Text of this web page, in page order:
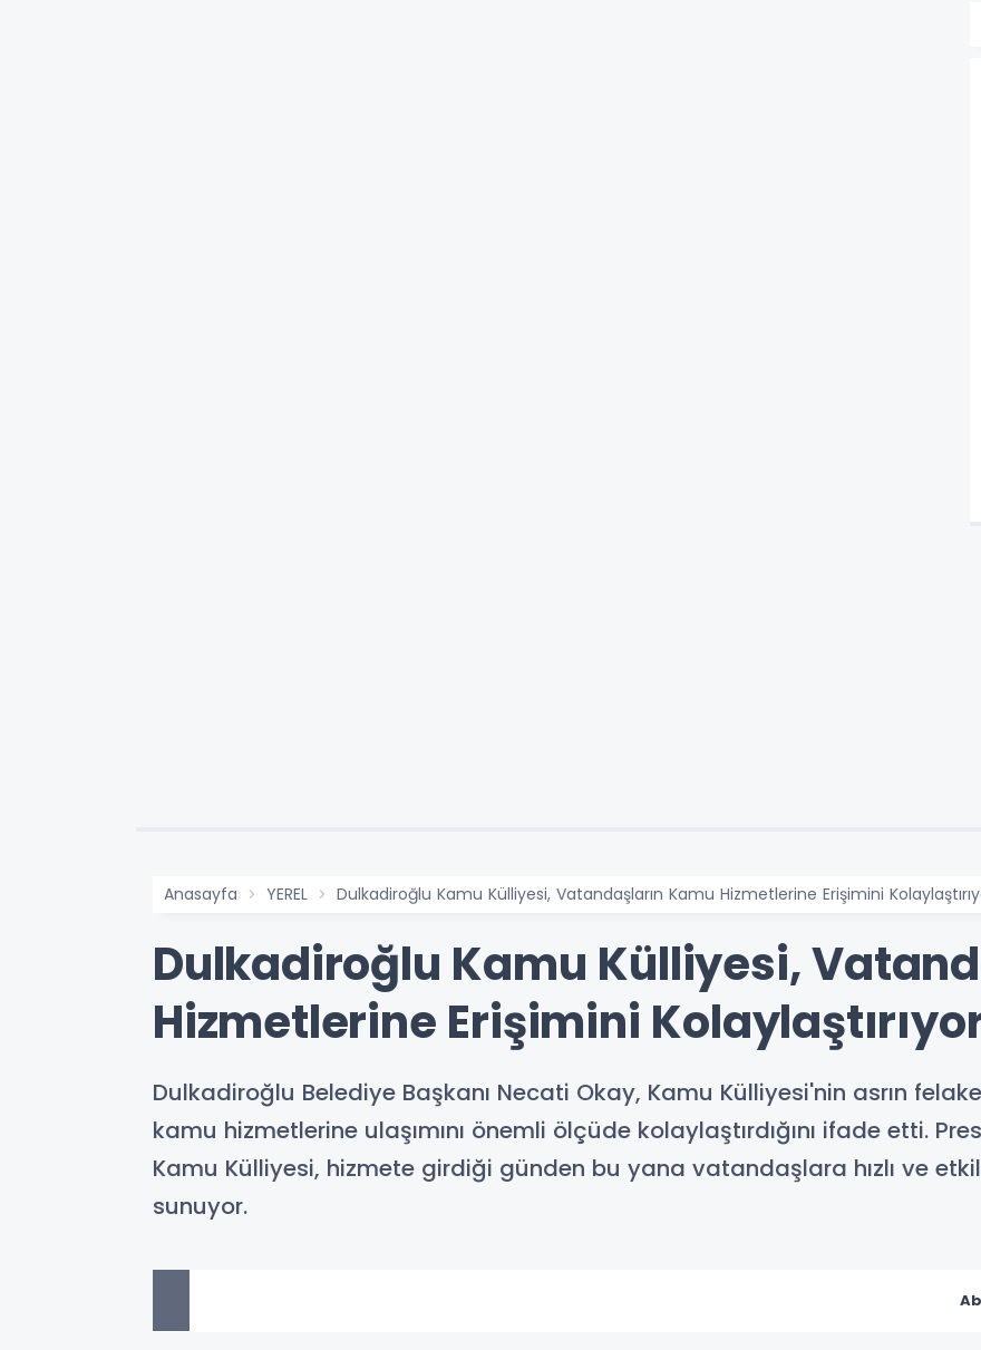
Anasayfa YEREL Dulkadiroğlu Kamu Külliyesi, Vatandaşların Kamu Hizmetlerine Erişimini
Dulkadiroğlu Kamu Külliyesi,
Hizmetlerine Erişimini
Dulkadiroğlu Belediye Başkanı Necati Okay, Kamu Külliyesi'nin asrın
kamu hizmetlerine ulaşımını önemli ölçüde kolaylaştırdığını ifade etti.
Kamu Külliyesi, hizmete girdiği günden bu yana vatandaşlara hızlı ve
sunuyor.